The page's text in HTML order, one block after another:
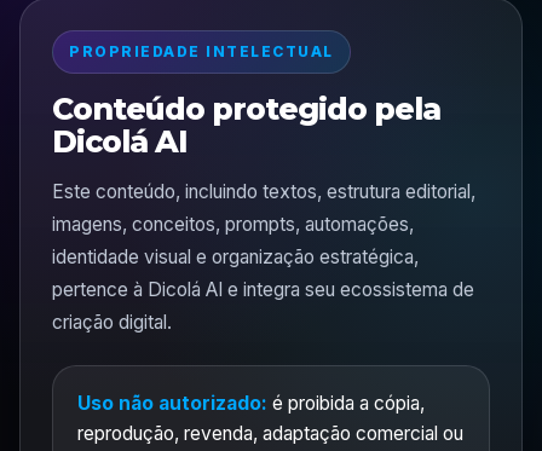
PROPRIEDADE INTELECTUAL
Conteúdo protegido pela
Dicolá AI
Este conteúdo, incluindo textos, estrutura editorial,
imagens, conceitos, prompts, automações,
identidade visual e organização estratégica,
pertence à Dicolá AI e integra seu ecossistema de
criação digital.
Uso não autorizado: é proibida a cópia,
reprodução, revenda, adaptação comercial ou